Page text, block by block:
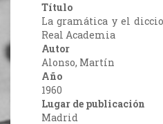
Título
La gramática y el
Real Academia
Autor
Alonso, Martín
Año
1960
Lugar de publicación
Madrid